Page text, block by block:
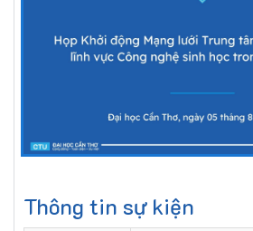
Thông tin sự kiện